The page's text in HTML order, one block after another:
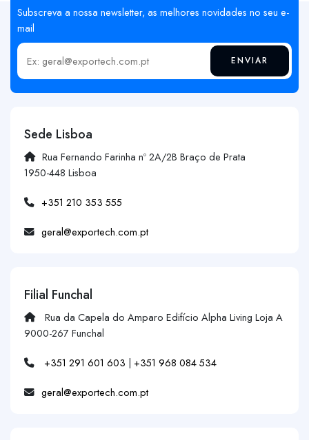
Subscreva a nossa newsletter, as melhores novidades no seu e-
mail
Insira o seu email ENVIAR
Sede Lisboa
Rua Fernando Farinha nº 2A/2B Braço de Prata
1950-448 Lisboa
+351 210 353 555
geral@exportech.com.pt
Filial Funchal
Rua da Capela do Amparo Edifício Alpha Living Loja A
9000-267 Funchal
+351 291 601 603 | +351 968 084 534
geral@exportech.com.pt